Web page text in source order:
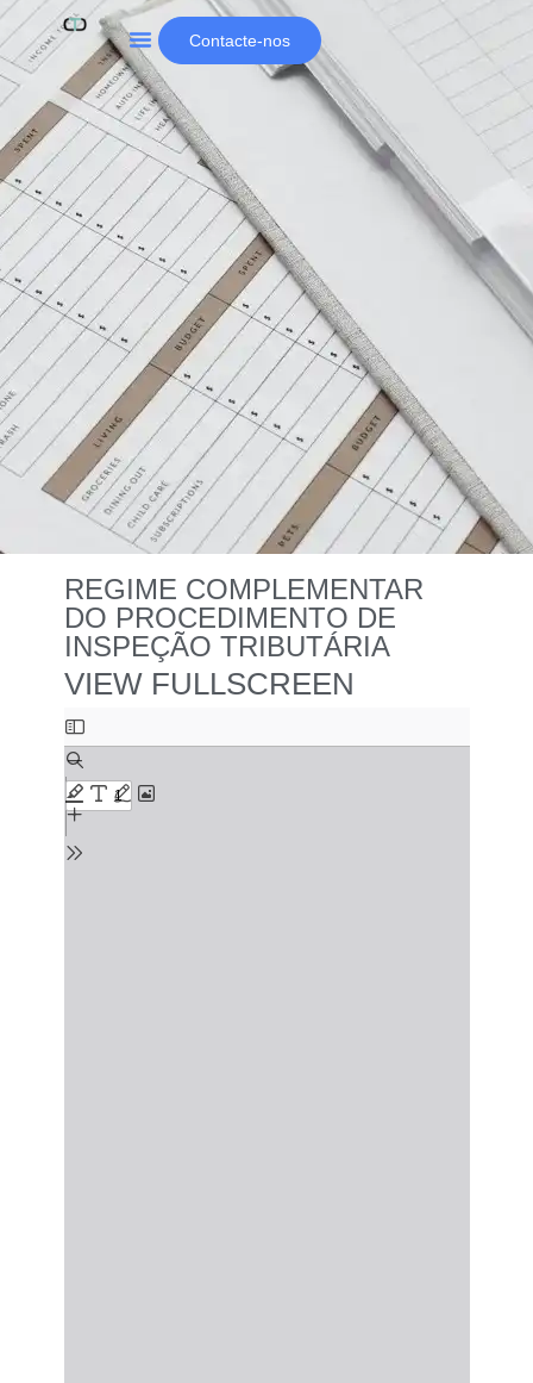
Contacte-nos
REGIME COMPLEMENTAR
DO PROCEDIMENTO DE
INSPEÇÃO TRIBUTÁRIA
VIEW FULLSCREEN